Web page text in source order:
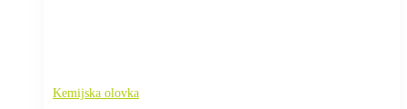
Kemijska olovka